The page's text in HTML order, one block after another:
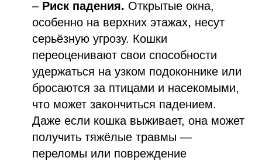
– Риск падения. Открытые окна,
особенно на верхних этажах, несут
серьёзную угрозу. Кошки
переоценивают свои способности
удержаться на узком подоконнике или
бросаются за птицами и насекомыми,
что может закончиться падением.
Даже если кошка выживает, она может
получить тяжёлые травмы —
переломы или повреждение